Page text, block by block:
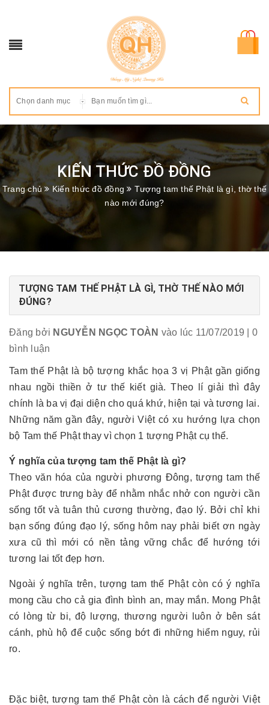
Chọn danh mục
KIẾN THỨC ĐỒ ĐỒNG
Trang chủ Kiến thức đồ đồng
Tượng tam thế Phật là gì, thờ thế
nào mới đúng?
TƯỢNG TAM THẾ PHẬT LÀ GÌ, THỜ THẾ NÀO MỚI
ĐÚNG?
Đăng bởi NGUYỄN NGỌC TOÀN vào lúc 11/07/2019 | 0
bình luận
Tam thế Phật là bộ tượng khắc họa 3 vị Phật gần giống
nhau ngồi thiền ở tư thế kiết già. Theo lí giải thì đây
chính là ba vị đại diện cho quá khứ, hiện tại và tương lai.
Những năm gần đây, người Việt có xu hướng lựa chọn
bộ Tam thế Phật thay vì chọn 1 tượng Phật cụ thể.
Ý nghĩa của tượng tam thế Phật là gì?
Theo văn hóa của người phương Đông, tượng tam thế
Phật được trưng bày để nhằm nhắc nhở con người cần
sống tốt và tuân thủ cương thường, đạo lý. Bởi chỉ khi
bạn sống đúng đạo lý, sống hôm nay phải biết ơn ngày
xưa cũ thì mới có nền tảng vững chắc để hướng tới
tương lai tốt đẹp hơn.
Ngoài ý nghĩa trên, tượng tam thế Phật còn có ý nghĩa
mong cầu cho cả gia đình bình an, may mắn. Mong Phật
có lòng từ bi, độ lượng, thương người luôn ở bên sát
cánh, phù hộ để cuộc sống bớt đi những hiểm nguy, rủi
ro.
Đặc biệt, tượng tam thế Phật còn là cách để người Việt